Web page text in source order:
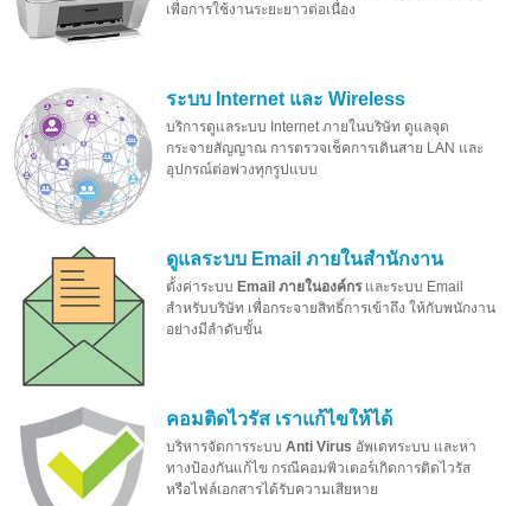
เพื่อการใช้งานระยะยาวต่อเนื่อง
ระบบ Internet และ Wireless
บริการดูแลระบบ Internet ภายในบริษัท ดูแลจุด
กระจายสัญญาณ การตรวจเช็คการเดินสาย LAN และ
อุปกรณ์ต่อพ่วงทุกรูปแบบ
ดูแลระบบ Email ภายในสำนักงาน
ตั้งค่าระบบ Email ภายในองค์กรและระบบ Email
สำหรับบริษัท เพื่อกระจายสิทธิ์การเข้าถึง ให้กับพนักงาน
อย่างมีลำดับขั้น
คอมติดไวรัส เราแก้ไขให้ได้
บริหารจัดการระบบ Anti Virus อัพเดทระบบ และหา
ทางป้องกันแก้ไข กรณีคอมพิวเตอร์เกิดการติดไวรัส
หรือไฟล์เอกสารได้รับความเสียหาย